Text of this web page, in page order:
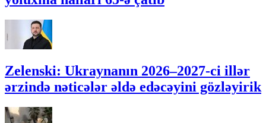
Zelenski: Ukraynanın 2026–2027-ci illər
ərzində nəticələr əldə edəcəyini gözləyirik